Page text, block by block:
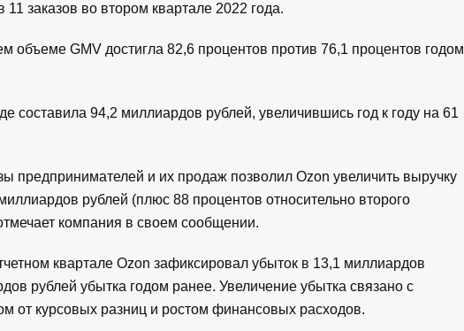
11 заказов во втором квартале 2022 года.
объеме GMV достигла 82,6 процентов против 76,1 процентов годом
составила 94,2 миллиардов рублей, увеличившись год к году на 61
предпринимателей и их продаж позволил Ozon увеличить выручку
рублей (плюс 88 процентов относительно второго
компания в своем сообщении.
квартале Ozon зафиксировал убыток в 13,1 миллиардов
рублей убытка годом ранее. Увеличение убытка связано с
от курсовых разниц и ростом финансовых расходов.